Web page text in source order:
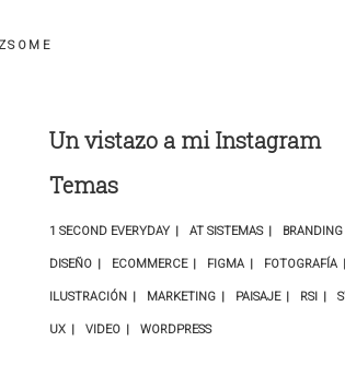
Un vistazo a mi Instagram
Temas
1 SECOND EVERYDAY AT SISTEMAS BRANDING
DISEÑO ECOMMERCE FIGMA FOTOGRAFÍA
ILUSTRACIÓN MARKETING PAISAJE RSI
UX VIDEO WORDPRESS